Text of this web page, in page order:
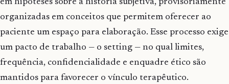
em hipóteses sobre a história subjetiva, provisoriamente
organizadas em conceitos que permitem oferecer ao
paciente um espaço para elaboração. Esse processo exige
um pacto de trabalho — o setting — no qual limites,
frequência, confidencialidade e enquadre ético são
mantidos para favorecer o vínculo terapêutico.